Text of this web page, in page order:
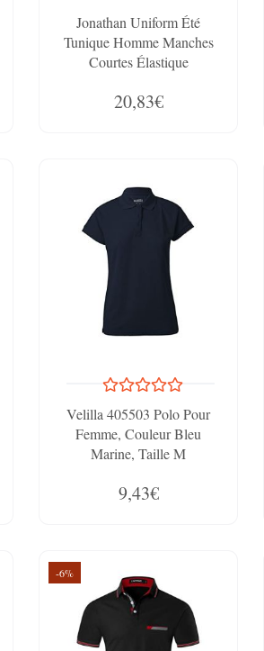
Jonathan Uniform Été
Tunique Homme Manches
Courtes Élastique
20,83€
Velilla 405503 Polo Pour
Femme, Couleur Bleu
Marine, Taille M
9,43€
-6%